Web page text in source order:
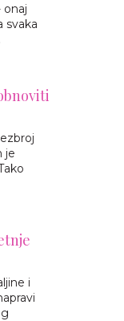
onaj
svaka
je
i